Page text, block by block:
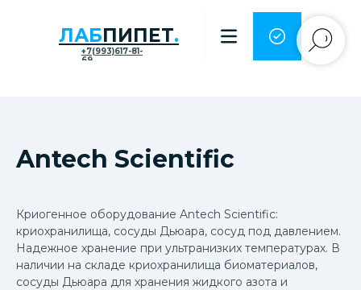
ЛАБПИПЕТ.
+7(993)617-81-
69
Antech Scientific
Криогенное оборудование Antech Scientific:
криохранилища, сосуды Дьюара, сосуд под давлением.
Надежное хранение при ультранизких температурах. В
наличии на складе криохранилища биоматериалов,
сосуды Дьюара для хранения жидкого азота и